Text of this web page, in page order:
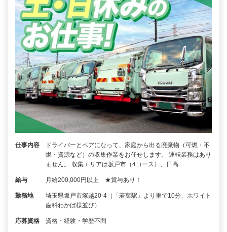
仕事内容
ドライバーとペアになって、家庭から出る廃棄物（可燃・不
燃・資源など）の収集作業をお任せします。 運転業務はあり
ません。 収集エリアは坂戸市（4コース）、日高…
給与 月給200,000円以上 ★賞与あり！
勤務地
埼玉県坂戸市塚越20-4（「若葉駅」より車で10分、ホワイト
歯科わかば様並び）
応募資格 資格・経験・学歴不問